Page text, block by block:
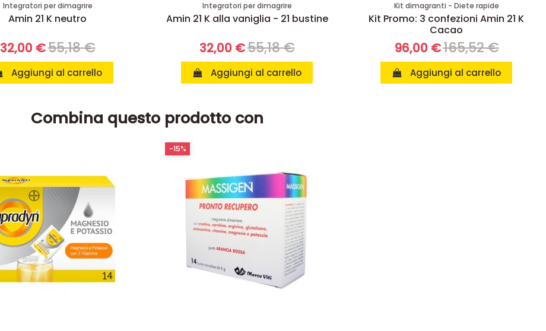
Integratori per dimagrire
Amin 21 K neutro
32,00 €55,18 €
Aggiungi al carrello
Integratori per dimagrire
Amin 21 K alla vaniglia - 21 bustine
32,00 €55,18 €
Aggiungi al carrello
Kit dimagranti - Diete rapide
Kit Promo: 3 confezioni Amin 21 K
Cacao
96,00 €165,52 €
Aggiungi al carrello
Combina questo prodotto con
-15%